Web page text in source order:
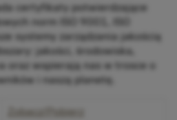
certyfikaty potwierdzające
norm ISO 9001, ISO
systemy zarządzania jakością
jakości, środowiska,
oraz wspierają nas w trosce o
i naszą planetę.
Zobacz/Pobierz